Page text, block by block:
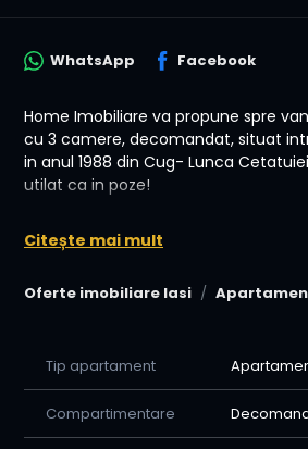
Oferte imobiliare Iasi
WhatsApp Facebook
Home Imobiliare va propune spre
cu 3 camere, decomandat, situat
in anul 1988 din Cug- Lunca
utilat ca in poze!
- Usa Metalica
-Pret: 139.999 Euro Negociabil
-Apartament dispune de 3 camere,
Citește mai mult
Tip apartament
Compartimentare